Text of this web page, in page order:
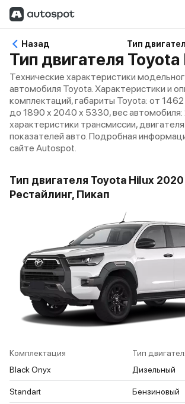
Назад Тип
Тип двигателя Toyota
Технические характеристики
автомобиля Toyota. Характеристики и
комплектаций, габариты Toyota: от
до 1890 x 2040 x 5330, вес автомобиля:
характеристики трансмиссии,
показателей авто. Подробная
сайте Autospot.
Тип двигателя Toyota Hilux 2020
Рестайлинг, Пикап
Комплектация
Тип
Black Onyx
Дизельный
Standart Бензиновый